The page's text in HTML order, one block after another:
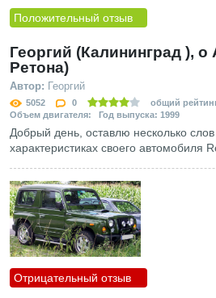
Положительный отзыв
Георгий (Калининград ), о
Ретона)
Автор: Георгий
5052 0
общий
Объем двигателя: Год выпуска: 1999
Добрый день, оставлю несколько слов
характеристиках своего автомобиля
Отрицательный отзыв